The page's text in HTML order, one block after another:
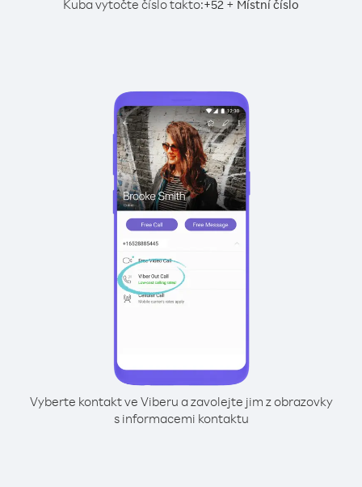
Kuba vytočte číslo takto:+52 + Místní číslo
Vyberte kontakt ve Viberu a zavolejte jim z obrazovky
s informacemi kontaktu